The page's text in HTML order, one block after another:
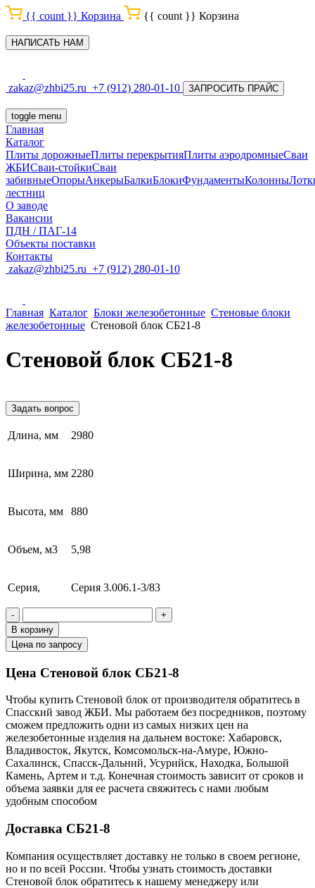
{{ count }} Корзина {{ count }} Корзина
НАПИСАТЬ НАМ
zakaz@zhbi25.ru +7 (912) 280-01-10 ЗАПРОСИТЬ ПРАЙС
toggle menu
Главная
Каталог
Плиты дорожныеПлиты перекрытияПлиты аэродромныеСваи
ЖБИСваи-стойкиСваи
забивныеОпорыАнкерыБалкиБлокиФундаментыКолонны
лестниц
О заводе
Вакансии
ПДН / ПАГ-14
Объекты поставки
Контакты
zakaz@zhbi25.ru +7 (912) 280-01-10
Главная Каталог Блоки железобетонные Стеновые блоки
железобетонные Стеновой блок СБ21-8
Стеновой блок СБ21-8
Задать вопрос
Длина, мм 2980
Ширина, мм 2280
Высота, мм 880
Объем, м3 5,98
Серия, Серия 3.006.1-3/83
-
+
В корзину
Цена по запросу
Цена Стеновой блок СБ21-8
Чтобы купить Стеновой блок от производителя обратитесь в
Cпасский завод ЖБИ. Мы работаем без посредников, поэтому
сможем предложить одни из самых низких цен на
железобетонные изделия на дальнем востоке: Хабаровск,
Владивосток, Якутск, Комсомольск-на-Амуре, Южно-
Сахалинск, Спасск-Дальний, Усурийск, Находка, Большой
Камень, Артем и т.д. Конечная стоимость зависит от сроков и
объема заявки для ее расчета свяжитесь с нами любым
удобным способом
Доставка СБ21-8
Компания осуществляет доставку не только в своем регионе,
но и по всей России. Чтобы узнать стоимость доставки
Стеновой блок обратитесь к нашему менеджеру или